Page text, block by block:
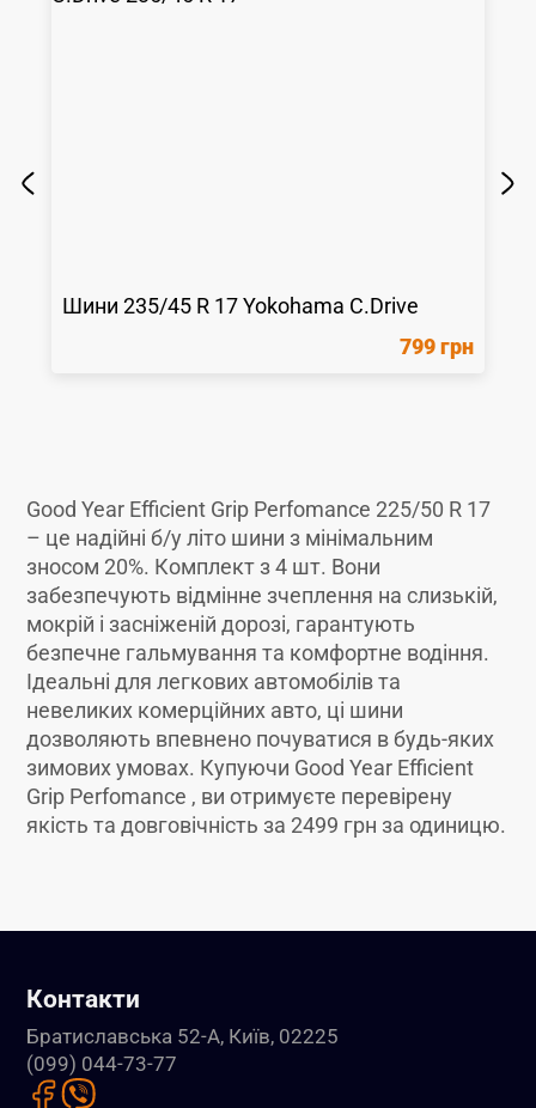
Шини235/45 R 17 Yokohama C.Drive
799 грн
Good Year Efficient Grip Perfomance 225/50 R 17
– це надійні б/у літо шини з мінімальним
зносом 20%. Комплект з 4 шт. Вони
забезпечують відмінне зчеплення на слизькій,
мокрій і засніженій дорозі, гарантують
безпечне гальмування та комфортне водіння.
Ідеальні для легкових автомобілів та
невеликих комерційних авто, ці шини
дозволяють впевнено почуватися в будь-яких
зимових умовах. Купуючи Good Year Efficient
Grip Perfomance , ви отримуєте перевірену
якість та довговічність за 2499 грн за одиницю.
Контакти
Братиславська 52-А, Київ, 02225
(099) 044-73-77